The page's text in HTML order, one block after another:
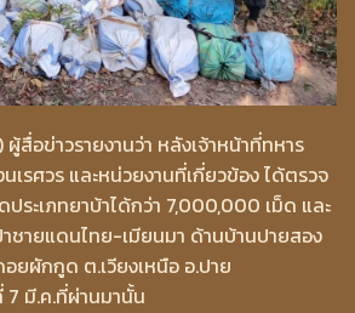
ผู้สื่อข่าวรายงานว่า หลังเจ้าหน้าที่ทหาร
เรศวร และหน่วยงานที่เกี่ยวข้อง ได้ตรวจ
ระเภทยาบ้าได้กว่า 7,000,000 เม็ด และ
ชายแดนไทย-เมียนมา ด้านบ้านปายสอง
ยผักกูด ต.เวียงเหนือ อ.ปาย
7 มี.ค.ที่ผ่านมานั้น